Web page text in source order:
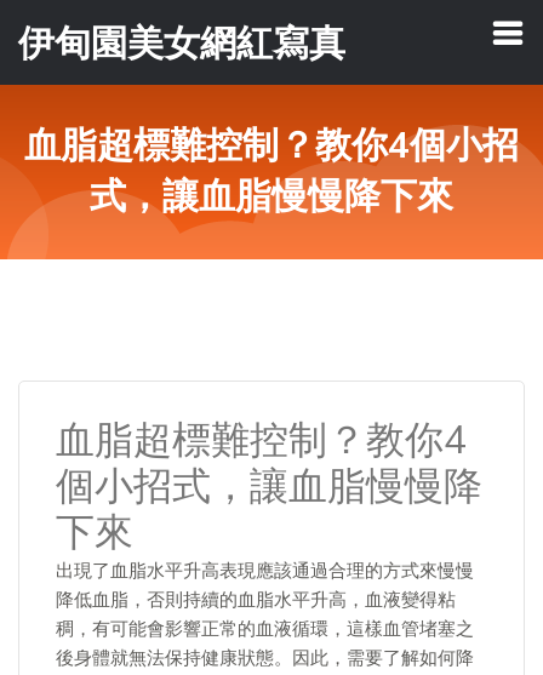
伊甸園美女網紅寫真
血脂超標難控制？教你4個小招
式，讓血脂慢慢降下來
血脂超標難控制？教你4
個小招式，讓血脂慢慢降
下來
出現了血脂水平升高表現應該通過合理的方式來慢慢
降低血脂，否則持續的血脂水平升高，血液變得粘
稠，有可能會影響正常的血液循環，這樣血管堵塞之
後身體就無法保持健康狀態。因此，需要了解如何降